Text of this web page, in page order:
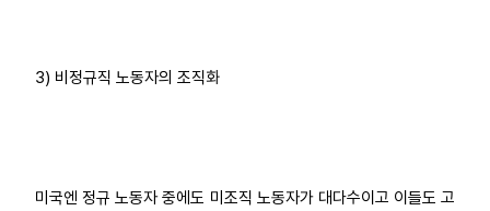
3) 비정규직 노동자의 조직화
미국엔 정규 노동자 중에도 미조직 노동자가 대다수이고 이들도 고